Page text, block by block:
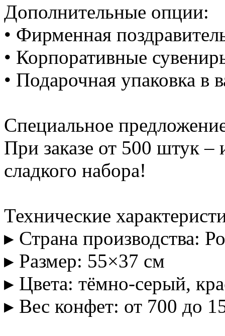
Дополнительные опции:
• Фирменная
• Корпоративные
• Подарочная упаковка в
Специальное
При заказе от 500 штук –
сладкого набора!
Технические
▸ Страна производства:
▸ Размер: 55×37 см
▸ Цвета: тёмно-серый,
▸ Вес конфет: от 700 до